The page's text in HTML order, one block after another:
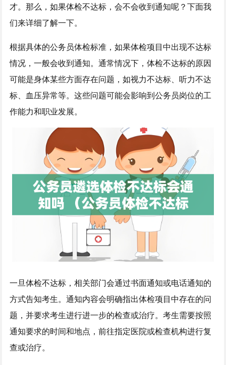
才。那么，如果体检不达标，会不会收到通知呢？下面我
们来详细了解一下。
根据具体的公务员体检标准，如果体检项目中出现不达标
情况，一般会收到通知。通常情况下，体检不达标的原因
可能是身体某些方面存在问题，如视力不达标、听力不达
标、血压异常等。这些问题可能会影响到公务员岗位的工
作能力和职业发展。
一旦体检不达标，相关部门会通过书面通知或电话通知的
方式告知考生。通知内容会明确指出体检项目中存在的问
题，并要求考生进行进一步的检查或治疗。考生需要按照
通知要求的时间和地点，前往指定医院或检查机构进行复
查或治疗。